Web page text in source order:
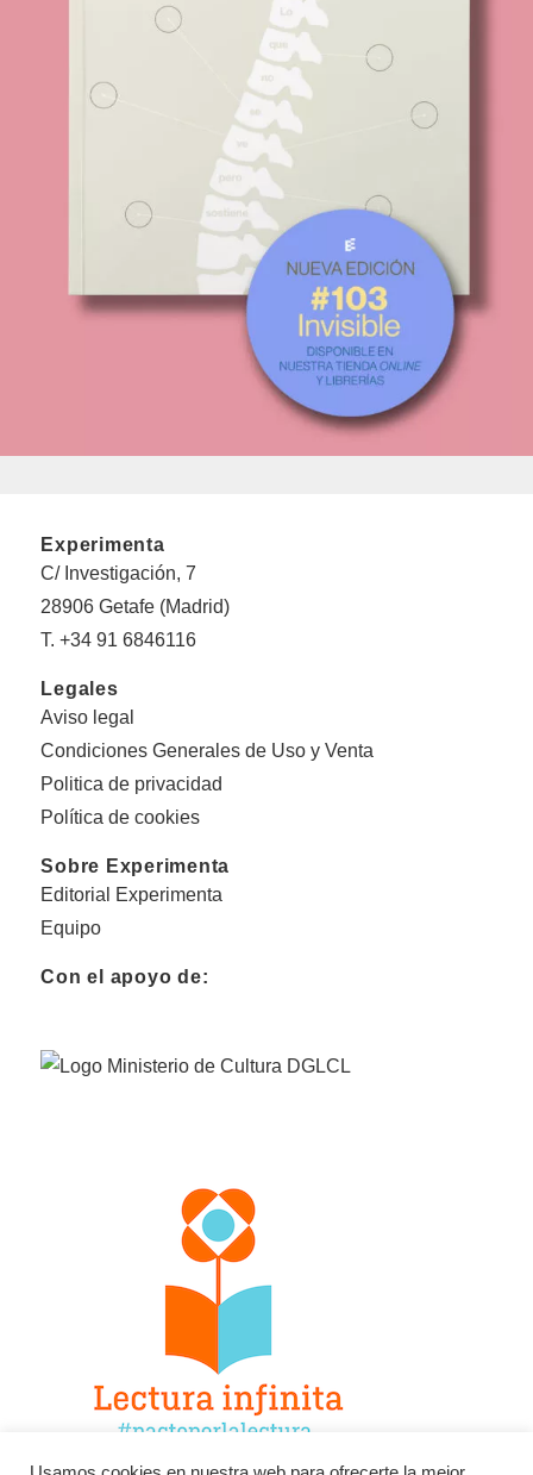
Experimenta
C/ Investigación, 7
28906 Getafe (Madrid)
T. +34 91 6846116
Legales
Aviso legal
Condiciones Generales de Uso y Venta
Politica de privacidad
Política de cookies
Sobre Experimenta
Editorial Experimenta
Equipo
Con el apoyo de: